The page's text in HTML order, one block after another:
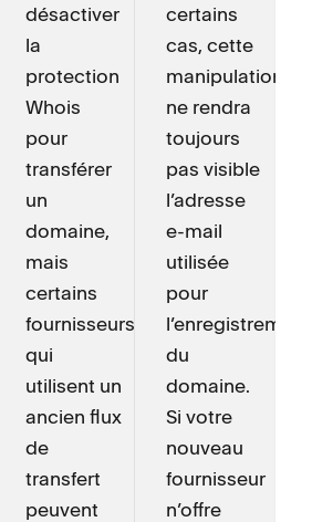
désactiver
la
protection
Whois
pour
transférer
un
domaine,
mais
certains
fournisseurs
qui
utilisent un
ancien flux
de
transfert
peuvent
certains
cas, cette
manipulation
ne rendra
toujours
pas visible
l’adresse
e-mail
utilisée
pour
l’enregistrement
du
domaine.
Si votre
nouveau
fournisseur
n’offre